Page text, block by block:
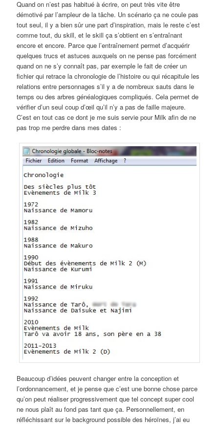
Quand on n’est pas habitué à écrire, on peut très vite être
démotivé par l’ampleur de la tâche. Un scénario ça ne coule pas
tout seul, il y a bien sûr une part d’inspiration, mais le reste c’est
comme tout, du skill, et le skill ça s’obtient en s’entraînant
encore et encore. Parce que l’entraînement permet d’acquérir
quelques trucs et astuces auxquels on ne pense pas forcément
quand on ne s’y connaît pas, par exemple le fait de créer un
fichier qui retrace la chronologie de l’histoire ou qui récapitule les
relations entre personnages s’il y a de nombreux sauts dans le
temps ou des arbres généalogiques compliqués. Cela permet de
vérifier d’un seul coup d’œil qu’il n’y a pas de faille majeure.
C’est en tout cas ce dont je me suis servie pour Milk afin de ne
pas trop me perdre dans mes dates :
Beaucoup d’idées peuvent changer entre la conception et
l’ordonnancement, et je pense que c’est une bonne chose parce
qu’on peut réaliser progressivement que tel concept super cool
ne nous plaît au fond pas tant que ça. Personnellement, en
réfléchissant sur le background possible des héroïnes, j’ai eu